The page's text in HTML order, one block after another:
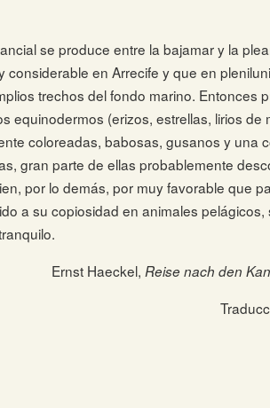
se produce entre la bajamar y la
considerable en Arrecife y que en
trechos del fondo marino. Entonces
equinodermos (erizos, estrellas, lirios de
coloreadas, babosas, gusanos y una
gran parte de ellas probablemente
por lo demás, por muy favorable que
a su copiosidad en animales
Ernst Haeckel, Reise nach den